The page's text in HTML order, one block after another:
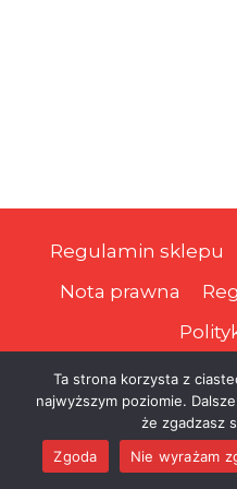
Regulamin sklepu
Nota prawna
© 2026 Prawa
Ta strona korzysta z
najwyższym poziomie.
że zgadzasz
Zgoda
Nie wyrażam